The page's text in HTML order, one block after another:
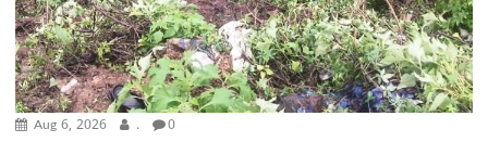
Aug 6, 2026 . 0